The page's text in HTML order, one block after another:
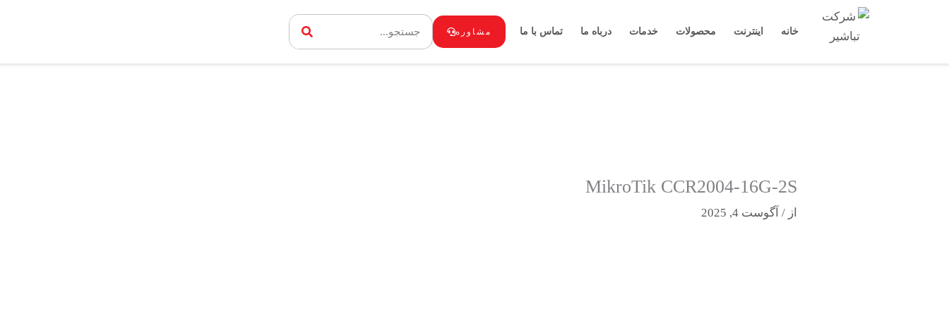
خانه اینترنت محصولات خدمات درباه ما تماس با ما مشاوره
Search
MikroTik CCR2004-16G-2S
از / آگوست 4, 2025